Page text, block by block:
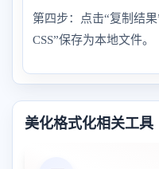
第四步：点击“复制结
CSS”保存为本地文件。
美化格式化相关工具